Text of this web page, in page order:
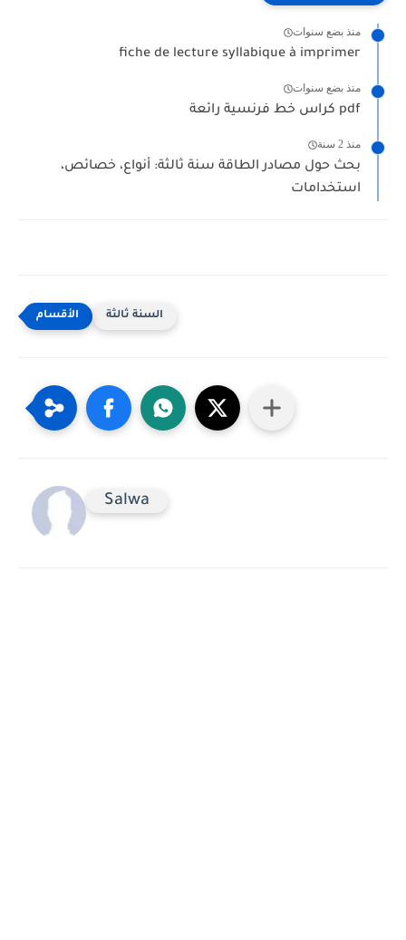
منذ بضع سنوات
fiche de lecture syllabique à imprimer
منذ بضع سنوات
كراس خط فرنسية رائعة pdf
منذ 2 سنة
بحث حول مصادر الطاقة سنة ثالثة: أنواع، خصائص،
استخدامات
السنة ثالثة
Salwa